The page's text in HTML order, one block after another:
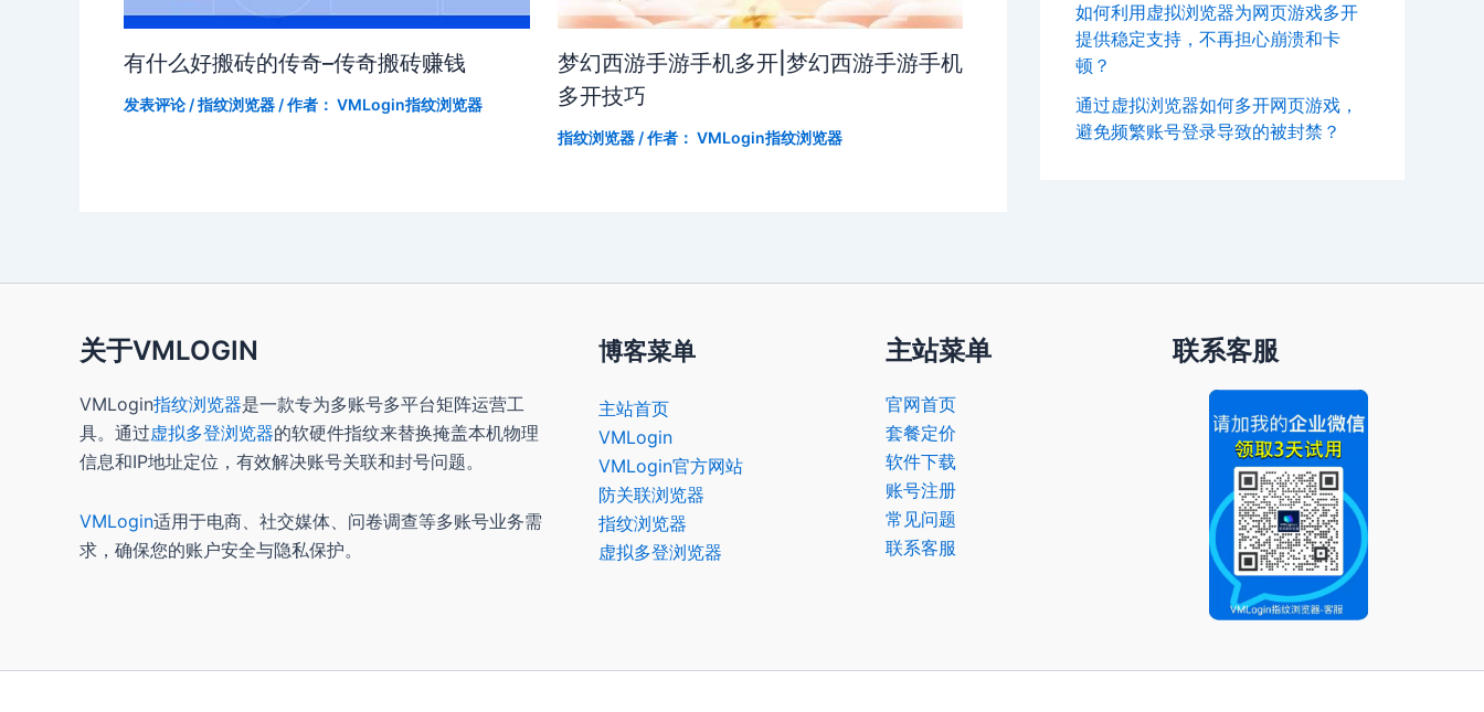
有什么好搬砖的传奇–传奇搬砖赚钱
发表评论 /指纹浏览器 / 作者： VMLogin指纹浏览器
梦幻西游手游手机多开|梦幻西游手游手机
多开技巧
指纹浏览器/ 作者： VMLogin指纹浏览器
如何利用虚拟浏览器为网页游戏多开
提供稳定支持，不再担心崩溃和卡
顿？
通过虚拟浏览器如何多开网页游戏，
避免频繁账号登录导致的被封禁？
关于VMLOGIN
VMLogin指纹浏览器是一款专为多账号多平台矩阵运营工
具。通过虚拟多登浏览器的软硬件指纹来替换掩盖本机物理
信息和IP地址定位，有效解决账号关联和封号问题。
VMLogin适用于电商、社交媒体、问卷调查等多账号业务需
求，确保您的账户安全与隐私保护。
博客菜单
主站首页
VMLogin
VMLogin官方网站
防关联浏览器
指纹浏览器
虚拟多登浏览器
主站菜单
官网首页
套餐定价
软件下载
账号注册
常见问题
联系客服
联系客服